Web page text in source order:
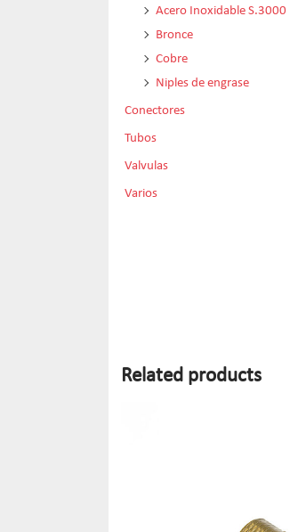
Acero Inoxidable S.3000
Bronce
Cobre
Niples de engrase
Conectores
Tubos
Valvulas
Varios
Related products